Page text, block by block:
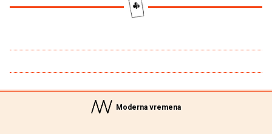
Moderna vremena